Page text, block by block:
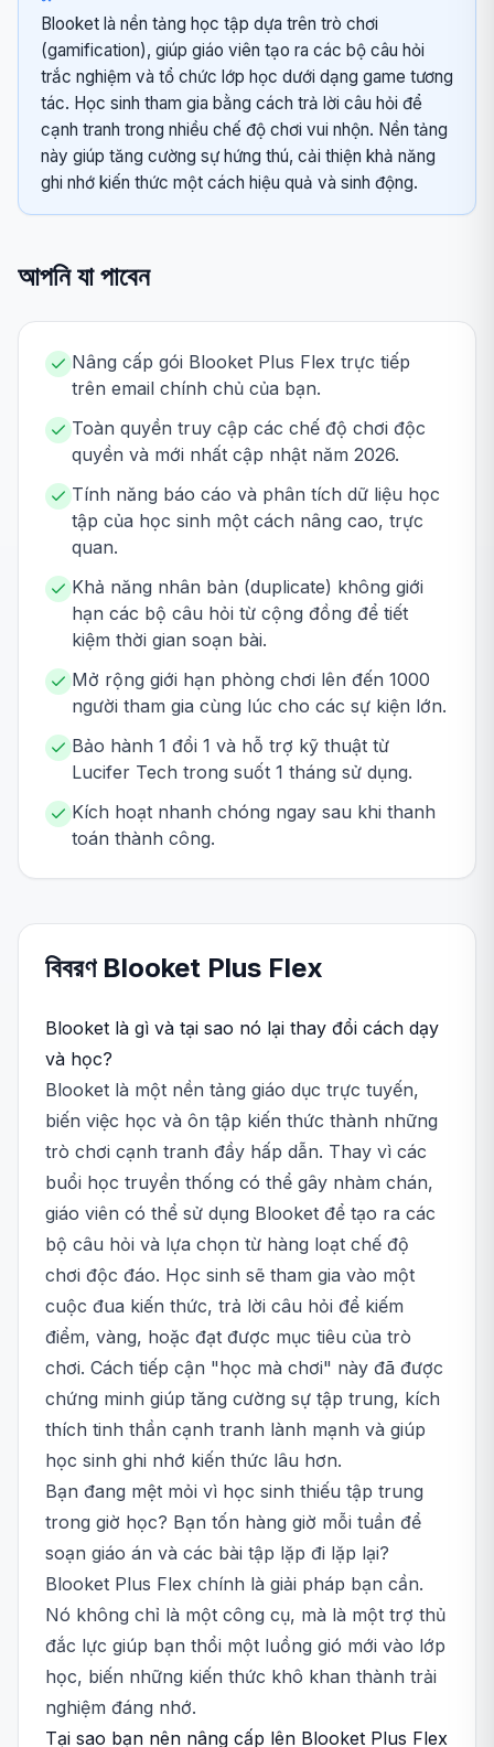
Blooket là nền tảng học tập dựa trên trò chơi
(gamification), giúp giáo viên tạo ra các bộ câu hỏi
trắc nghiệm và tổ chức lớp học dưới dạng game tương
tác. Học sinh tham gia bằng cách trả lời câu hỏi để
cạnh tranh trong nhiều chế độ chơi vui nhộn. Nền tảng
này giúp tăng cường sự hứng thú, cải thiện khả năng
ghi nhớ kiến thức một cách hiệu quả và sinh động.
আপনি যা পাবেন
Nâng cấp gói Blooket Plus Flex trực tiếp
trên email chính chủ của bạn.
Toàn quyền truy cập các chế độ chơi độc
quyền và mới nhất cập nhật năm 2026.
Tính năng báo cáo và phân tích dữ liệu học
tập của học sinh một cách nâng cao, trực
quan.
Khả năng nhân bản (duplicate) không giới
hạn các bộ câu hỏi từ cộng đồng để tiết
kiệm thời gian soạn bài.
Mở rộng giới hạn phòng chơi lên đến 1000
người tham gia cùng lúc cho các sự kiện lớn.
Bảo hành 1 đổi 1 và hỗ trợ kỹ thuật từ
Lucifer Tech trong suốt 1 tháng sử dụng.
Kích hoạt nhanh chóng ngay sau khi thanh
toán thành công.
বিবরণ Blooket Plus Flex
Blooket là gì và tại sao nó lại thay đổi cách dạy
và học?
Blooket là một nền tảng giáo dục trực tuyến,
biến việc học và ôn tập kiến thức thành những
trò chơi cạnh tranh đầy hấp dẫn. Thay vì các
buổi học truyền thống có thể gây nhàm chán,
giáo viên có thể sử dụng Blooket để tạo ra các
bộ câu hỏi và lựa chọn từ hàng loạt chế độ
chơi độc đáo. Học sinh sẽ tham gia vào một
cuộc đua kiến thức, trả lời câu hỏi để kiếm
điểm, vàng, hoặc đạt được mục tiêu của trò
chơi. Cách tiếp cận "học mà chơi" này đã được
chứng minh giúp tăng cường sự tập trung, kích
thích tinh thần cạnh tranh lành mạnh và giúp
học sinh ghi nhớ kiến thức lâu hơn.
Bạn đang mệt mỏi vì học sinh thiếu tập trung
trong giờ học? Bạn tốn hàng giờ mỗi tuần để
soạn giáo án và các bài tập lặp đi lặp lại?
Blooket Plus Flex chính là giải pháp bạn cần.
Nó không chỉ là một công cụ, mà là một trợ thủ
đắc lực giúp bạn thổi một luồng gió mới vào lớp
học, biến những kiến thức khô khan thành trải
nghiệm đáng nhớ.
Tại sao bạn nên nâng cấp lên Blooket Plus Flex